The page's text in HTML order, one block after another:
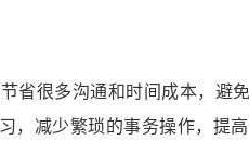
省很多沟通和时间成本，避
，减少繁琐的事务操作，提高